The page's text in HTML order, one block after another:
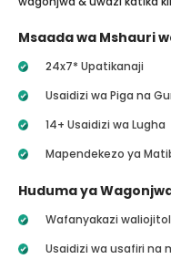
Msaada wa Mshauri
24x7* Upatikanaji
Usaidizi wa Piga na
14+ Usaidizi wa Lugha
Mapendekezo ya
Huduma ya
Wafanyakazi
Usaidizi wa usafiri na